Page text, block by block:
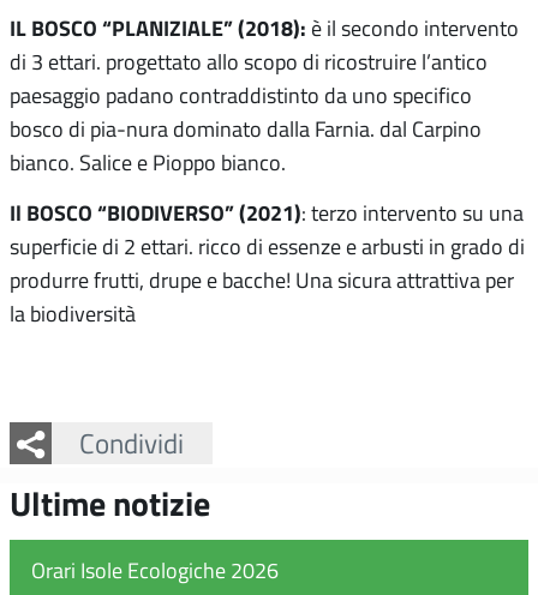
IL BOSCO “PLANIZIALE” (2018): è il secondo intervento
di 3 ettari. progettato allo scopo di ricostruire l’antico
paesaggio padano contraddistinto da uno specifico
bosco di pia-nura dominato dalla Farnia. dal Carpino
bianco. Salice e Pioppo bianco.
Il BOSCO “BIODIVERSO” (2021): terzo intervento su una
superficie di 2 ettari. ricco di essenze e arbusti in grado di
produrre frutti, drupe e bacche! Una sicura attrattiva per
la biodiversità
Condividi
Facebook
Twitter
Whatsapp
Ultime notizie
Orari Isole Ecologiche 2026